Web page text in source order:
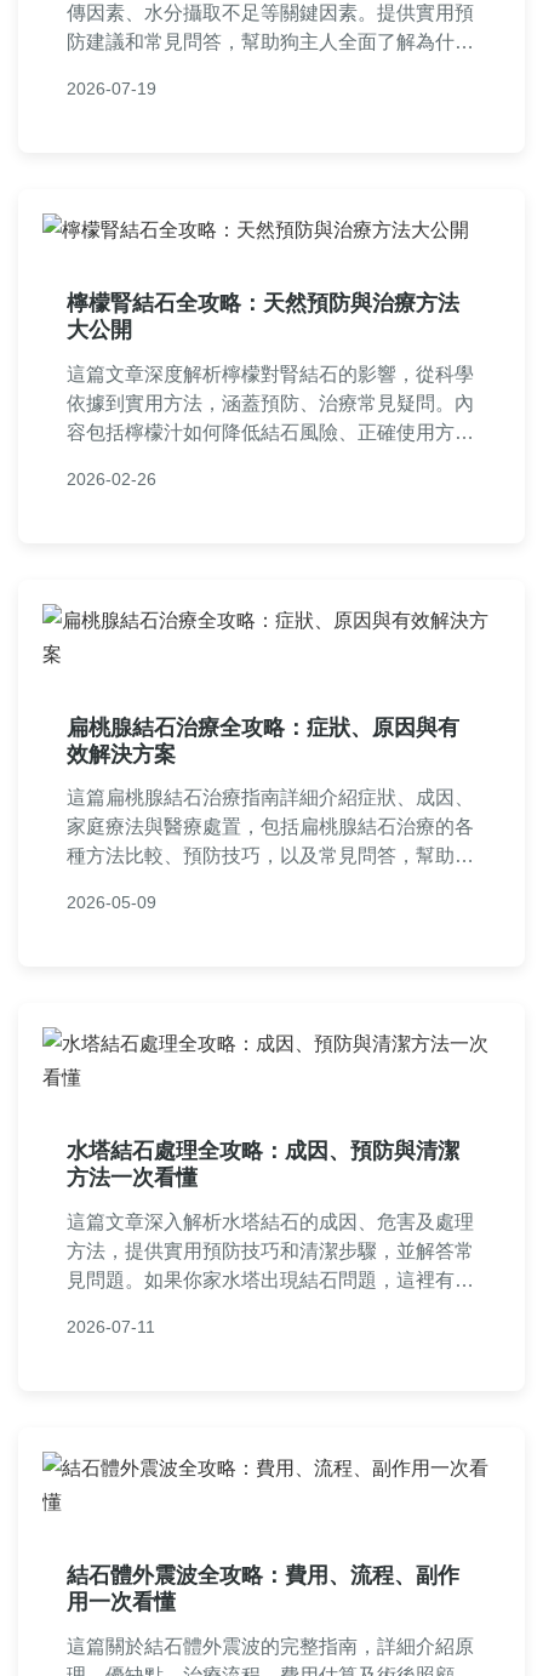
傳因素、水分攝取不足等關鍵因素。提供實用預
防建議和常見問答，幫助狗主人全面了解為什麼
於真實經驗和獸醫知識，適合所有關心寵物健康
2026-07-19
檸檬腎結石全攻略：天然預防與治療方法
大公開
這篇文章深度解析檸檬對腎結石的影響，從科學
依據到實用方法，涵蓋預防、治療常見疑問。內
容包括檸檬汁如何降低結石風險、正確使用方
面了解檸檬腎結石的實用資訊。
2026-02-26
扁桃腺結石治療全攻略：症狀、原因與有
效解決方案
這篇扁桃腺結石治療指南詳細介紹症狀、成因、
家庭療法與醫療處置，包括扁桃腺結石治療的各
種方法比較、預防技巧，以及常見問答，幫助您
驗，提供決策前中後的全部資訊。
2026-05-09
水塔結石處理全攻略：成因、預防與清潔
方法一次看懂
這篇文章深入解析水塔結石的成因、危害及處理
方法，提供實用預防技巧和清潔步驟，並解答常
見問題。如果你家水塔出現結石問題，這裡有完
2026-07-11
結石體外震波全攻略：費用、流程、副作
用一次看懂
這篇關於結石體外震波的完整指南，詳細介紹原